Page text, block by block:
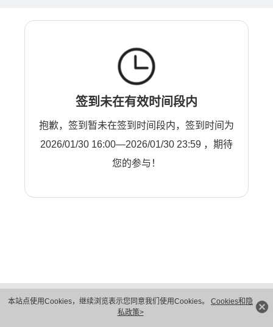
本站点使用Cookies，继续浏览表示您同意我们使用Cookies。 Cookies和隐
私政策>
签到未在有效时间段内
抱歉，签到暂未在签到时间段内，签到时间为
2026/01/30 16:00—2026/01/30 23:59 ，期待
您的参与！
隐私保护
法律声明